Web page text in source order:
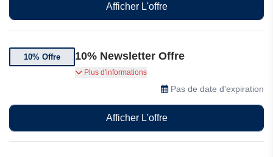
Afficher L'offre
10% Offre 10% Newsletter Offre
Offre spéciale : Abonnez-vous et recevez 10%
Plus d'informations
Pas de date d'expiration
Afficher L'offre